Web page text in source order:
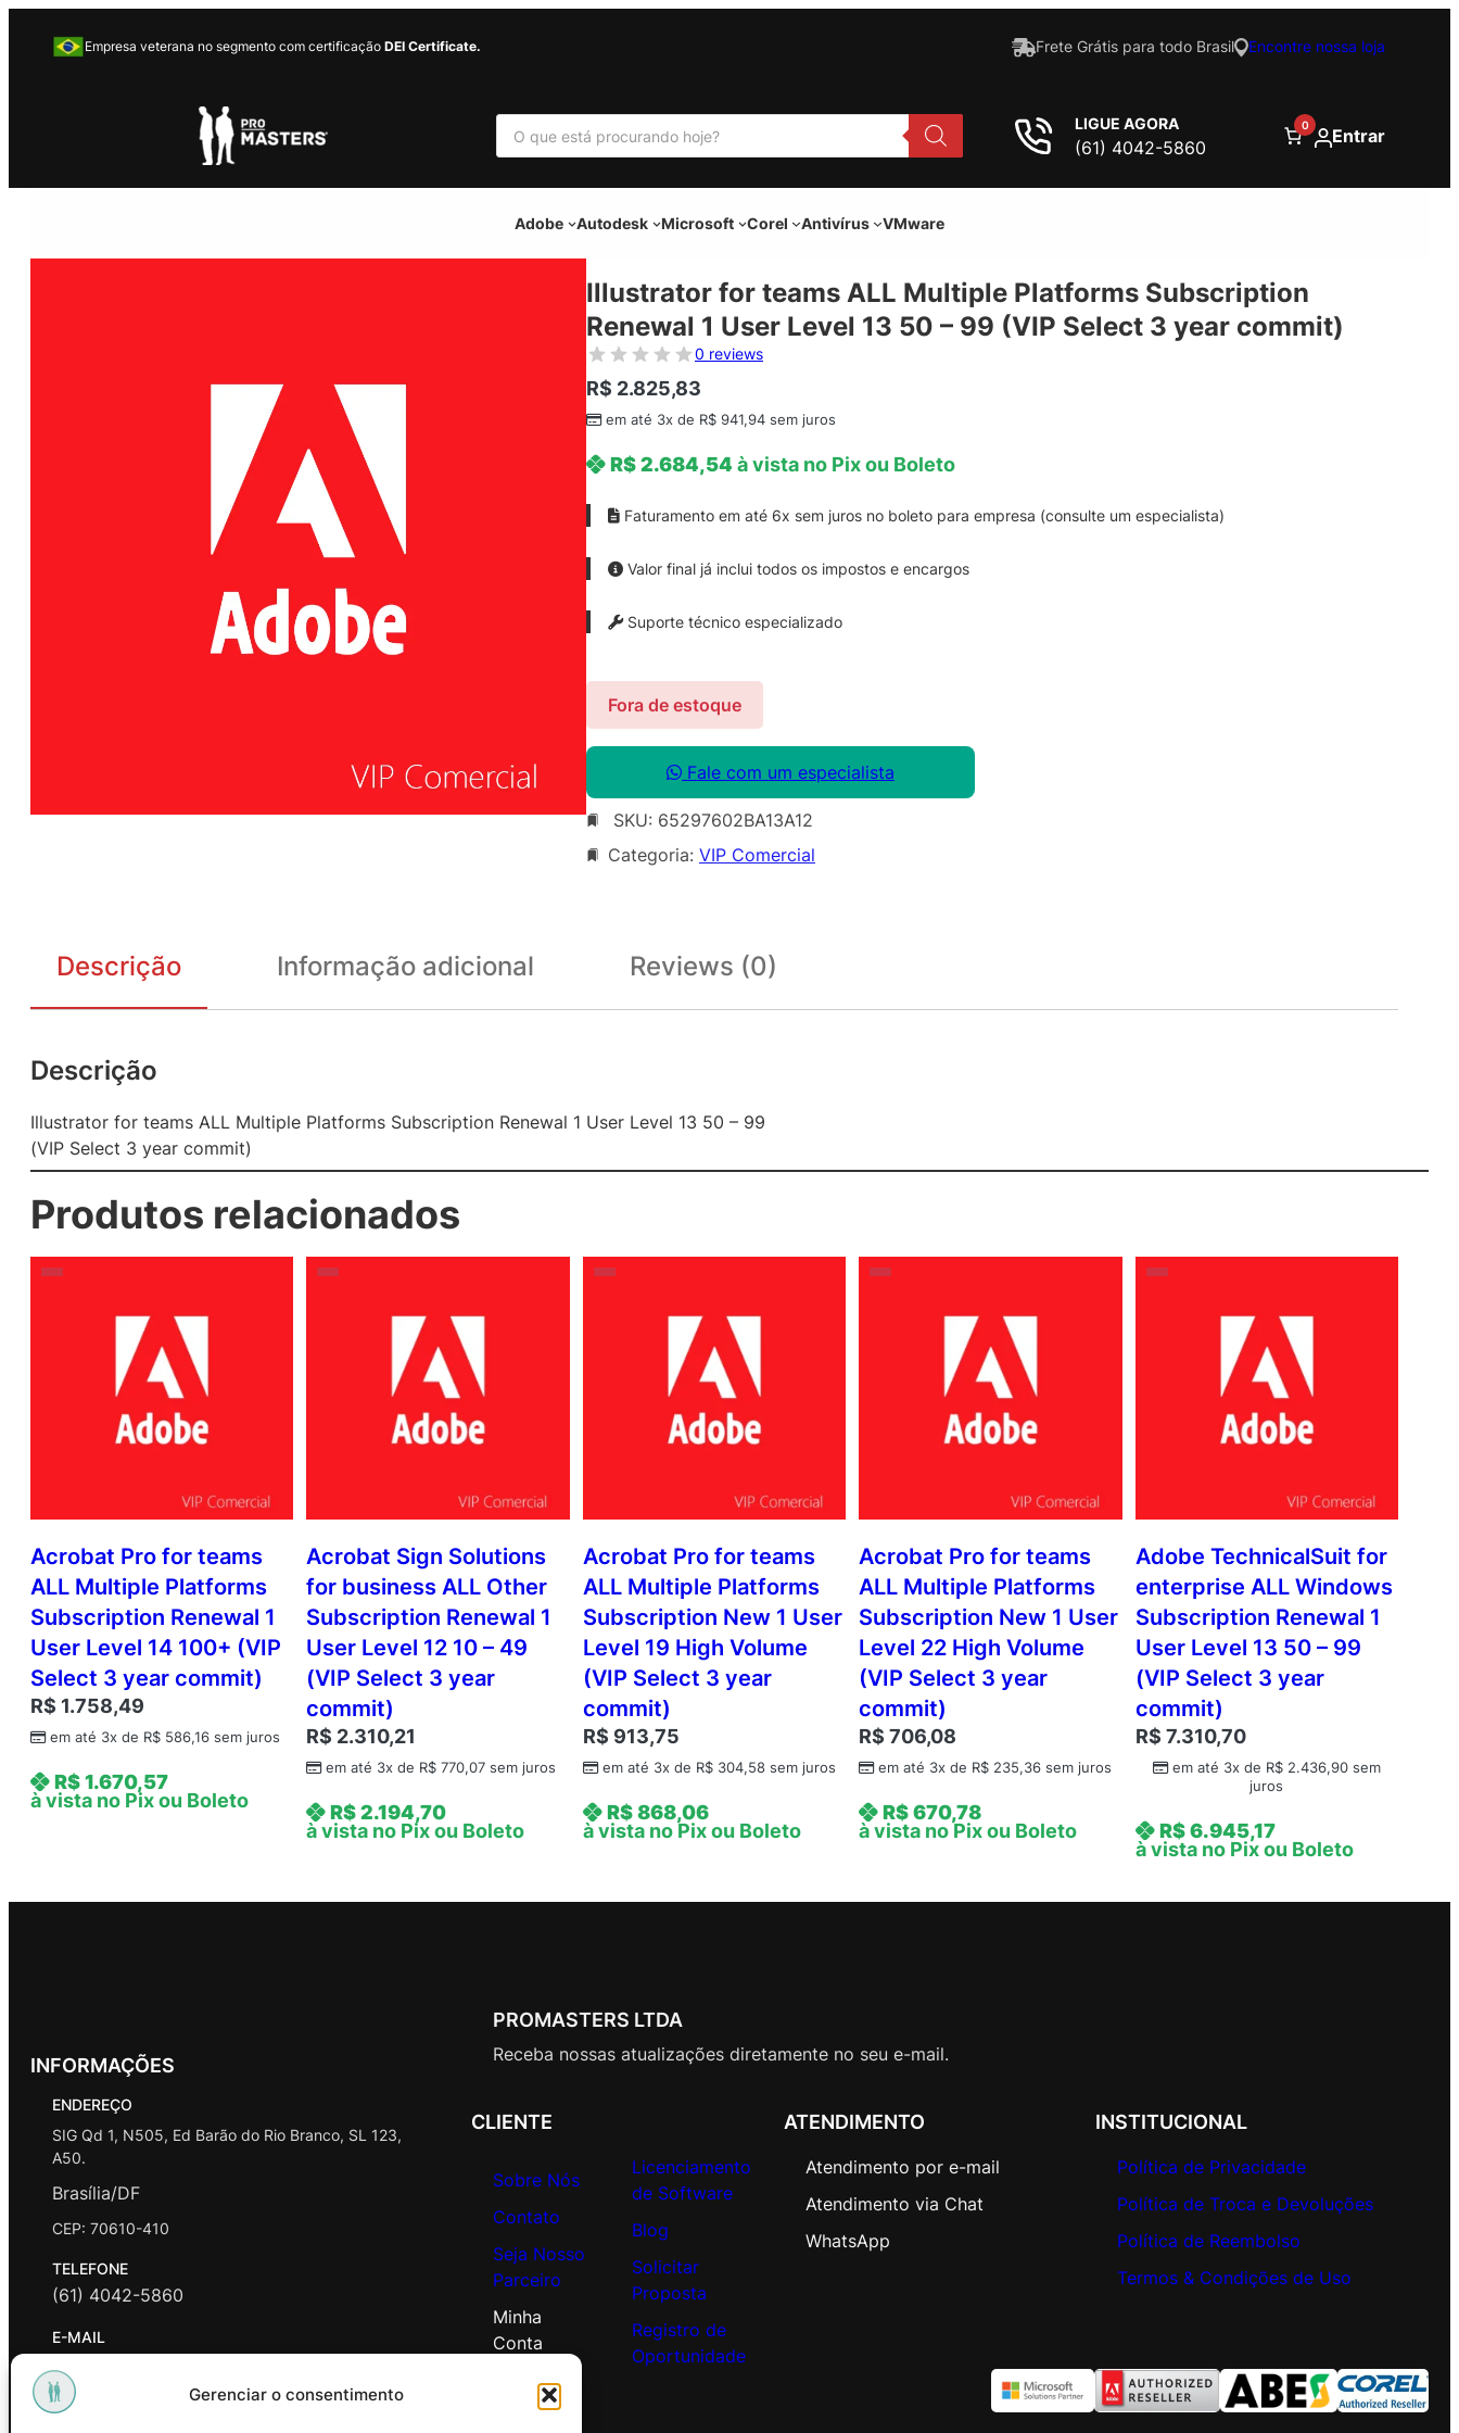
Gerenciar o consentimento
Empresa veterana no segmento com certificação DEI Certificate. Frete Grátis para todo Brasil Encontre nossa loja
P
s
u
r
LIGUE AGORA
(61) 4042-5860
0 Entrar
Adobe Autodesk Microsoft Corel Antivírus VMware
Illustrator for teams ALL Multiple Platforms Subscription
Renewal 1 User Level 13 50 – 99 (VIP Select 3 year commit)
0 reviews
R$ 2.825,83
em até 3x de R$ 941,94 sem juros
R$2.684,54 à vista no Pix ou Boleto
Faturamento em até 6x sem juros no boleto para empresa (consulte um especialista)
Valor final já inclui todos os impostos e encargos
Suporte técnico especializado
Fora de estoque
Fale com um especialista
SKU: 65297602BA13A12
Categoria: VIP Comercial
Descrição Informação adicional Reviews (0)
Descrição
Illustrator for teams ALL Multiple Platforms Subscription Renewal 1 User Level 13 50 – 99
(VIP Select 3 year commit)
Produtos relacionados
Acrobat Pro for teams
ALL Multiple Platforms
Subscription Renewal 1
User Level 14 100+ (VIP
Select 3 year commit)
R$ 1.758,49
em até 3x de R$ 586,16 sem juros
R$1.670,57
à vista no Pix ou Boleto
Acrobat Sign Solutions
for business ALL Other
Subscription Renewal 1
User Level 12 10 – 49
(VIP Select 3 year
commit)
R$ 2.310,21
em até 3x de R$ 770,07 sem juros
R$2.194,70
à vista no Pix ou Boleto
Acrobat Pro for teams
ALL Multiple Platforms
Subscription New 1 User
Level 19 High Volume
(VIP Select 3 year
commit)
R$ 913,75
em até 3x de R$304,58sem juros
R$868,06
à vista no Pix ou Boleto
Acrobat Pro for teams
ALL Multiple Platforms
Subscription New 1 User
Level 22 High Volume
(VIP Select 3 year
commit)
R$ 706,08
em até 3x de R$ 235,36 sem juros
R$670,78
à vista no Pix ou Boleto
Adobe TechnicalSuit for
enterprise ALL Windows
Subscription Renewal 1
User Level 13 50 – 99
(VIP Select 3 year
commit)
R$ 7.310,70
em até 3x de R$2.436,90sem
juros
R$6.945,17
à vista no Pix ou Boleto
INFORMAÇÕES
ENDEREÇO
SIG Qd 1, N505, Ed Barão do Rio Branco, SL 123,
A50.
Brasília/DF
CEP: 70610-410
TELEFONE
(61) 4042-5860
E-MAIL
contato@promasters.net.br
HORÁRIO DE ATENDIMENTO
PROMASTERS LTDA
Receba nossas atualizações diretamente no seu e-mail.
CLIENTE
Sobre Nós
Contato
Seja Nosso
Parceiro
Minha
Conta
Licenciamento
de Software
Blog
Solicitar
Proposta
Registro de
Oportunidade
ATENDIMENTO
Atendimento por e-mail
Atendimento via Chat
WhatsApp
INSTITUCIONAL
Política de Privacidade
Política de Troca e Devoluções
Política de Reembolso
Termos & Condições de Uso